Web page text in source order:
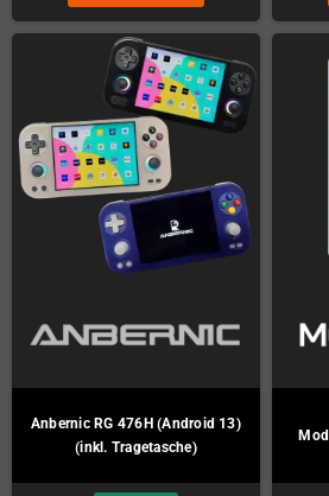
Anbernic RG 476H (Android 13)
(inkl. Tragetasche)